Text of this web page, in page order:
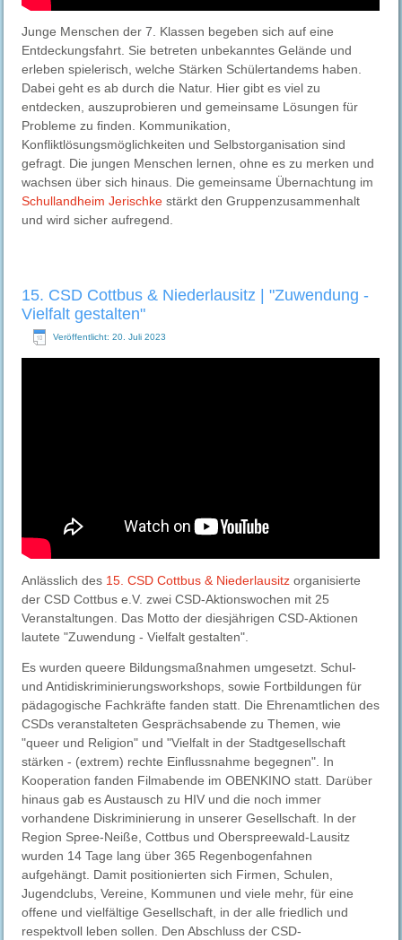
Junge Menschen der 7. Klassen begeben sich auf eine
Entdeckungsfahrt. Sie betreten unbekanntes Gelände und
erleben spielerisch, welche Stärken Schülertandems haben.
Dabei geht es ab durch die Natur. Hier gibt es viel zu
entdecken, auszuprobieren und gemeinsame Lösungen für
Probleme zu finden. Kommunikation,
Konfliktlösungsmöglichkeiten und Selbstorganisation sind
gefragt. Die jungen Menschen lernen, ohne es zu merken und
wachsen über sich hinaus. Die gemeinsame Übernachtung im
Schullandheim Jerischke stärkt den Gruppenzusammenhalt
und wird sicher aufregend.
15. CSD Cottbus & Niederlausitz | "Zuwendung -
Vielfalt gestalten"
Veröffentlicht: 20. Juli 2023
Anlässlich des 15. CSD Cottbus & Niederlausitz organisierte
der CSD Cottbus e.V. zwei CSD-Aktionswochen mit 25
Veranstaltungen. Das Motto der diesjährigen CSD-Aktionen
lautete "Zuwendung - Vielfalt gestalten".
Es wurden queere Bildungsmaßnahmen umgesetzt. Schul-
und Antidiskriminierungsworkshops, sowie Fortbildungen für
pädagogische Fachkräfte fanden statt. Die Ehrenamtlichen des
CSDs veranstalteten Gesprächsabende zu Themen, wie
"queer und Religion" und "Vielfalt in der Stadtgesellschaft
stärken - (extrem) rechte Einflussnahme begegnen". In
Kooperation fanden Filmabende im OBENKINO statt. Darüber
hinaus gab es Austausch zu HIV und die noch immer
vorhandene Diskriminierung in unserer Gesellschaft. In der
Region Spree-Neiße, Cottbus und Oberspreewald-Lausitz
wurden 14 Tage lang über 365 Regenbogenfahnen
aufgehängt. Damit positionierten sich Firmen, Schulen,
Jugendclubs, Vereine, Kommunen und viele mehr, für eine
offene und vielfältige Gesellschaft, in der alle friedlich und
respektvoll leben sollen. Den Abschluss der CSD-